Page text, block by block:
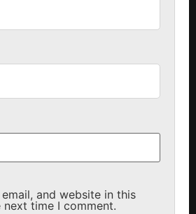
and website in this
time I comment.